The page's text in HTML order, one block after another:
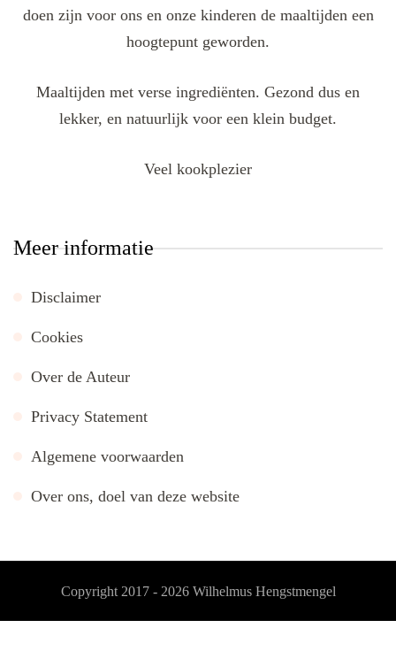
doen zijn voor ons en onze kinderen de maaltijden een
hoogtepunt geworden.
Maaltijden met verse ingrediënten. Gezond dus en
lekker, en natuurlijk voor een klein budget.
Veel kookplezier
Meer informatie
Disclaimer
Cookies
Over de Auteur
Privacy Statement
Algemene voorwaarden
Over ons, doel van deze website
Copyright 2017 - 2026 Wilhelmus Hengstmengel